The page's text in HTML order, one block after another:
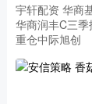
宇轩配资 华商
华商润丰C三季
重仓中际旭创